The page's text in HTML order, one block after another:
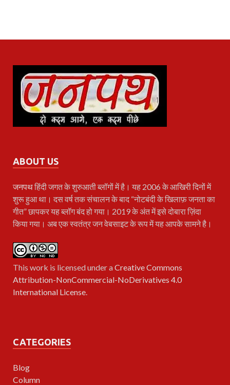
ABOUT US
जनपथहिंदी जगत के शुरुआती ब्लॉगों में है। यह 2006 के आखिरी दिनों में
शुरू हुआ था। दस वर्ष तक संचालन के बाद “नोटबंदी के खिलाफ़ जनता का
गीत” छापकर यह ब्लॉग बंद हो गया। 2019 के अंत में इसे दोबारा ज़िंदा
किया गया। अब एक स्वतंत्र जन वेबसाइट के रूप में यह आपके सामने है।
This work is licensed under aCreative Commons
Attribution-NonCommercial-NoDerivatives 4.0
International License.
CATEGORIES
Blog
Column